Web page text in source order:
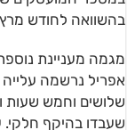
בהשוואה לחודש
מגמה מעניינת
אפריל נרשמה
שלושים וחמש שעות
שעבדו בהיקף